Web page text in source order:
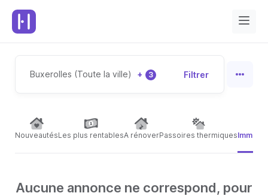
Buxerolles (Toute la ville) + 3 Filtrer
NouveautésLes plus rentablesA rénoverPassoires thermiques
Aucune annonce ne correspond, pour